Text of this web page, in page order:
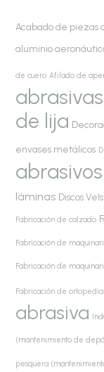
Acabado de
aluminio
de cuero Afilado de
abrasivas
de lija
envases metálicos
abrasivos
láminas Discos
Fabricación de calzado
Fabricación de
Fabricación de
Fabricación de
abrasiva
(mantenimiento de
pesquera